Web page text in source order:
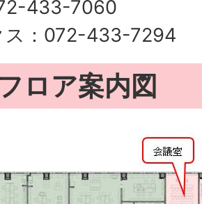
433-7060
：072-433-7294
ロア案内図